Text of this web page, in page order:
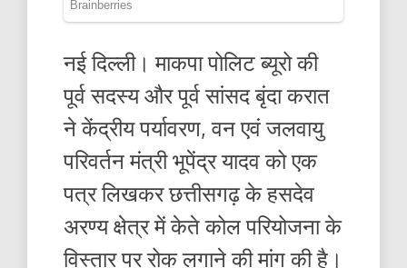
नई दिल्ली। माकपा पोलिट ब्यूरो की
पूर्व सदस्य और पूर्व सांसद बृंदा करात
ने केंद्रीय पर्यावरण, वन एवं जलवायु
परिवर्तन मंत्री भूपेंद्र यादव को एक
पत्र लिखकर छत्तीसगढ़ के हसदेव
अरण्य क्षेत्र में केते कोल परियोजना के
विस्तार पर रोक लगाने की मांग की है।